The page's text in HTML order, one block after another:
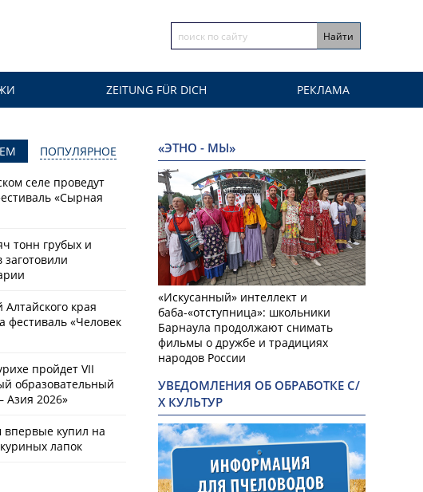
ZEITUNG FÜR DICH РЕКЛАМА
ПОПУЛЯРНОЕ
селе проведут
«Сырная
тонн грубых и
края
фестиваль «Человек
пройдет VII
образовательный
Азия 2026»
впервые купил на
лапок
«ЭТНО - МЫ»
«Искусанный» интеллект и
баба-«отступница»: школьники
Барнаула продолжают снимать
фильмы о дружбе и традициях
народов России
УВЕДОМЛЕНИЯ ОБ ОБРАБОТКЕ С/
Х КУЛЬТУР